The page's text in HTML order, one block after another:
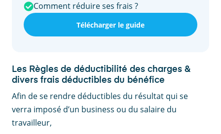
Comment réduire ses frais ?
Télécharger le guide
Les Règles de déductibilité des charges &
divers frais déductibles du bénéfice
Afin de se rendre déductibles du résultat qui se
verra imposé d’un business ou du salaire du
travailleur,